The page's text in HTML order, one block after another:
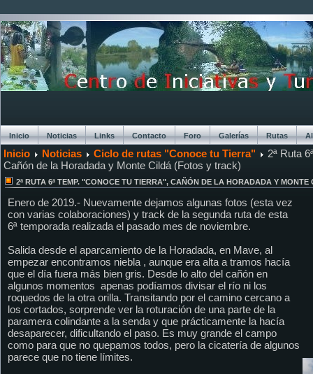
Inicio Noticias Links Contacto Foro Galerías Rutas
Chat
Inicio Noticias Ciclo de rutas "Conoce tu Tierra"
2ª Ruta
Cañón de la Horadada y Monte Cildá (Fotos y track)
2ª RUTA 6ª TEMP. "CONOCE TU TIERRA", CAÑÓN DE LA HORADADA Y
Enero de 2019.- Nuevamente dejamos algunas fotos (esta vez
con varias colaboraciones) y track de la segunda ruta de esta
6ª temporada realizada el pasado mes de noviembre.
Salida desde el aparcamiento de la Horadada, en Mave, al
empezar encontramos niebla , aunque era alta a tramos hacía
que el día fuera más bien gris. Desde lo alto del cañón en
algunos momentos apenas podíamos divisar el río ni los
roquedos de la otra orilla. Transitando por el camino cercano a
los cortados, sorprende ver la roturación de una parte de la
paramera colindante a la senda y que prácticamente la hacía
desaparecer, dificultando el paso. Es muy grande el campo
como para que no quepamos todos, pero la cicatería de algunos
parece que no tiene límites.